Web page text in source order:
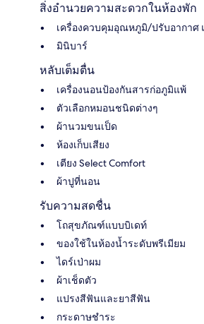
สิ่งอำนวยความสะดวกในห้องพัก
เครื่องควบคุมอุณหภูมิ/ปรับอากาศ
มินิบาร์
หลับเต็มตื่น
เครื่องนอนป้องกันสารก่อภูมิแพ้
ตัวเลือกหมอนชนิดต่างๆ
ผ้านวมขนเป็ด
ห้องเก็บเสียง
เตียง Select Comfort
ผ้าปูที่นอน
รับความสดชื่น
โถสุขภัณฑ์แบบบิเดท์
ของใช้ในห้องน้ำระดับพรีเมียม
ไดร์เป่าผม
ผ้าเช็ดตัว
แปรงสีฟันและยาสีฟัน
กระดาษชำระ